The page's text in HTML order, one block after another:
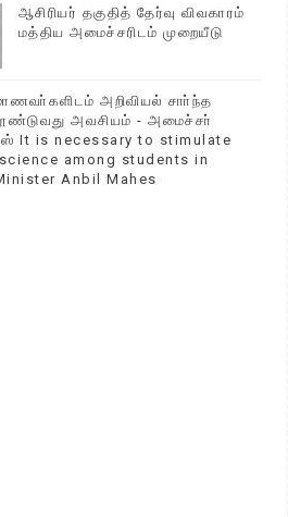
ஆசிரியர் தகுதித் தேர்வு விவகாரம்
மத்திய அமைச்சரிடம் முறையீடு
அறிவியல் சாா்ந்த
அவசியம் - அமைச்சா்
It is necessary to stimulate
among students in
Anbil Mahes